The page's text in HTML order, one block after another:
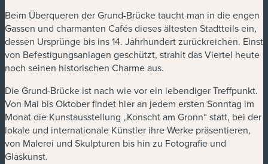
Beim Überqueren der Grund-Brücke taucht man in die engen
Gassen und charmanten Cafés dieses ältesten Stadtteils ein,
dessen Ursprünge bis ins 14. Jahrhundert zurückreichen. Einst
von Befestigungsanlagen geschützt, strahlt das Viertel heute
noch seinen historischen Charme aus.
Die Grund-Brücke ist nach wie vor ein lebendiger Treffpunkt.
Von Mai bis Oktober findet hier an jedem ersten Sonntag im
Monat die Kunstausstellung „Konscht am Gronn“ statt, bei der
lokale und internationale Künstler ihre Werke präsentieren,
von Malerei und Skulpturen bis hin zu Fotografie und
Glaskunst.